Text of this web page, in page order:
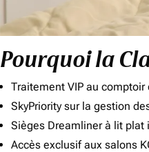
Pourquoi la
Traitement VIP au
SkyPriority sur la gestion
Sièges Dreamliner à lit plat
Accès exclusif aux salons